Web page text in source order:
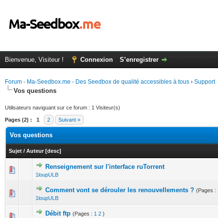
Bienvenue, Visiteur ! Connexion S’enregistrer
Forum - Ma-Seedbox.me - Des Seedbox de qualité accessibles à tous › Support
Vos questions
Utilisateurs naviguant sur ce forum : 1 Visiteur(s)
Pages (2) : 1 2 Suivant »
Vos questions
Sujet / Auteur [desc]
Renseignement sur l'interface ruTorrent
1loupULB
0 Votes - 0 sur 5 en moyenne
12345
Comment vont se dérouler les renouvellements ? (Pages :
1loupULB
0 Votes - 0 sur 5 en moyenne
12345
Débit ftp (Pages : 1 2 )
0 Votes - 0 sur 5 en moyenne
1